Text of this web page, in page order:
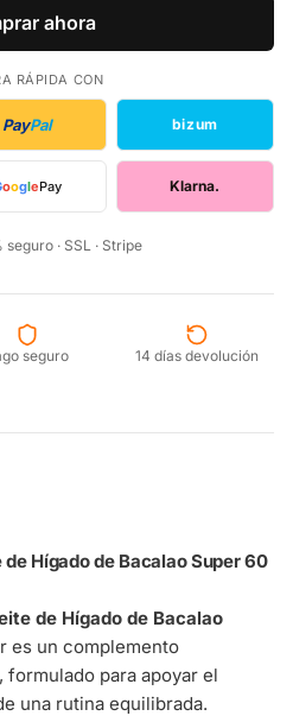
ahora
RÁPIDA CON
PayPal bizum
ooglePay Klarna.
seguro · SSL · Stripe
seguro 14 días devolución
Hígado de Bacalao Super 60
de Hígado de Bacalao
es un complemento
para apoyar el
una rutina equilibrada.